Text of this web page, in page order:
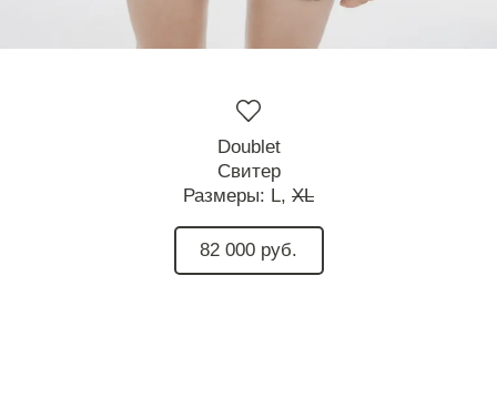
Doublet
Свитер
Размеры: L, XL
82 000 руб.